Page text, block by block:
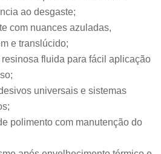
ao desgaste;
com nuances azuladas,
e translúcido;
fluida para fácil aplicação
universais e sistemas
polimento com manutenção do